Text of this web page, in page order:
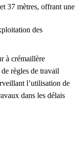
37 mètres, offrant une
des
à crémaillère
règles de travail
l’utilisation de
dans les délais